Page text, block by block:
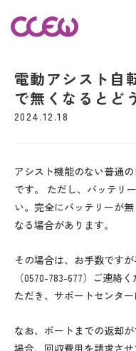
電動アシスト自
で無くなるとど
2024.12.18
アシスト機能のない普通
です。 ただし、バッテリ
い。完全にバッテリーが
なる場合があります。
その場合は、お手数です
（0570-783-677）ご連絡
ただき、サポートセンタ
なお、ポートまでの返却
場合、回収費用を請求さ